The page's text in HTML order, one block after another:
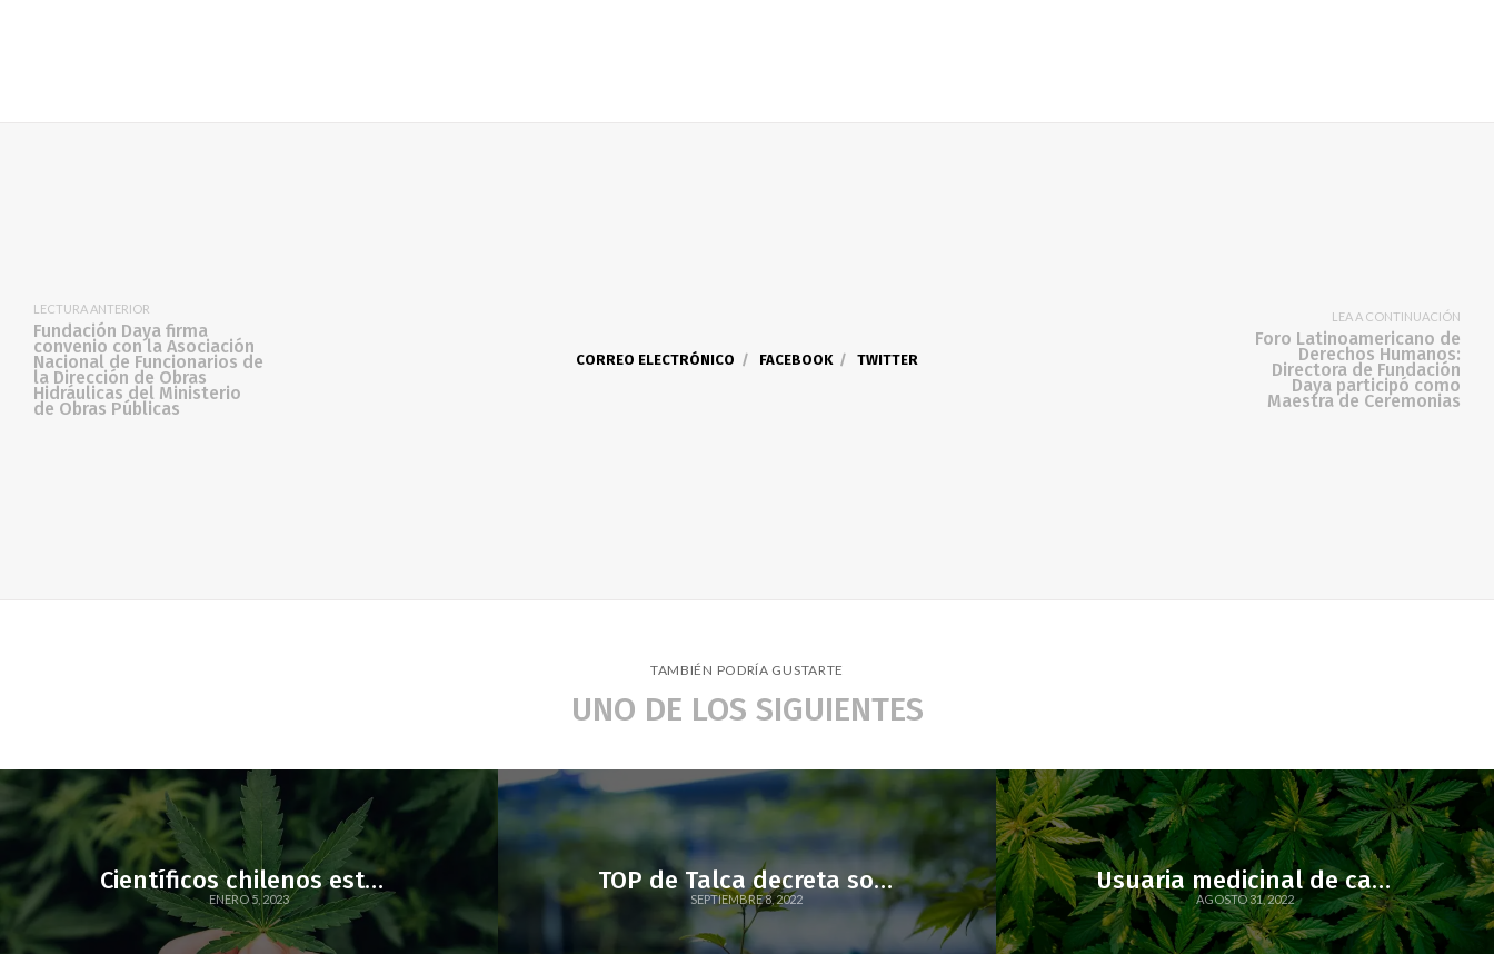
LECTURA ANTERIOR
Fundación Daya firma
convenio con la Asociación
Nacional de Funcionarios de
la Dirección de Obras
Hidráulicas del Ministerio
de Obras Públicas
CORREO ELECTRÓNICO FACEBOOK TWITTER
LEA A CONTINUACIÓN
Foro Latinoamericano de
Derechos Humanos:
Directora de Fundación
Daya participó como
Maestra de Ceremonias
TAMBIÉN PODRÍA GUSTARTE
UNO DE LOS SIGUIENTES
Científicos chilenos estudian el potencial terapéutico de los cannabinoides contra el COVID-19
ENERO 5, 2023
TOP de Talca decreta sobreseimiento de psicólogo por uso medicinal de cannabis para tratar lumbalgia crónica y glaucoma
SEPTIEMBRE 8, 2022
Usuaria medicinal de cannabis absuelta por unanimidad tras injusta persecución judicial
AGOSTO 31, 2022